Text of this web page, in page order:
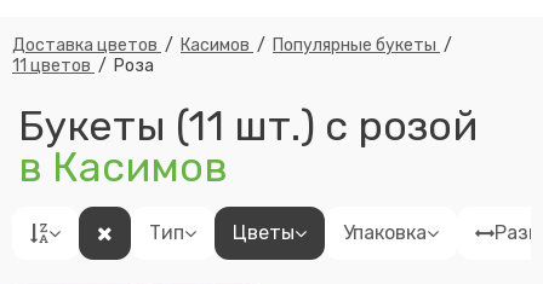
Доставка цветов / Касимов / Популярные букеты /
11 цветов / Роза
Букеты (11 шт.) c розой
в Касимов
Тип Цветы Упаковка